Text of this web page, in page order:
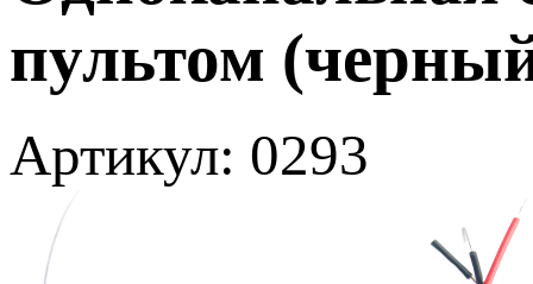
пультом
Артикул: 0293